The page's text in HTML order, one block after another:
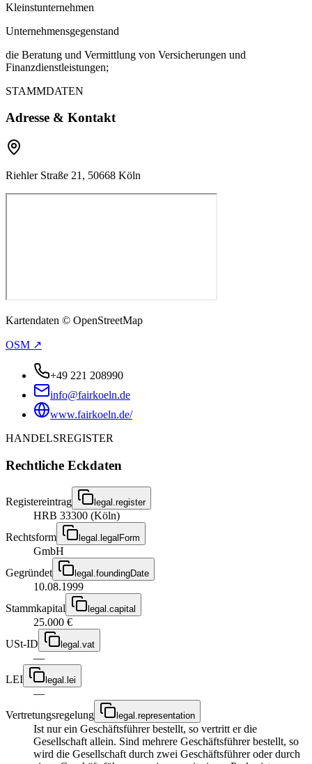
Kleinstunternehmen
Unternehmensgegenstand
die Beratung und Vermittlung von Versicherungen und
Finanzdienstleistungen;
STAMMDATEN
Adresse & Kontakt
Riehler Straße 21, 50668 Köln
Kartendaten © OpenStreetMap
OSM ↗
+49 221 208990
info@fairkoeln.de
www.fairkoeln.de/
HANDELSREGISTER
Rechtliche Eckdaten
Registereintrag legal.register
HRB 33300 (Köln)
Rechtsform
legal.legalForm
GmbH
Gegründet
legal.foundingDate
10.08.1999
Stammkapital
legal.capital
25.000 €
USt-ID
legal.vat
—
LEI
legal.lei
—
Vertretungsregelung
legal.representation
Ist nur ein Geschäftsführer bestellt, so vertritt er die
Gesellschaft allein. Sind mehrere Geschäftsführer bestellt, so
wird die Gesellschaft durch zwei Geschäftsführer oder durch